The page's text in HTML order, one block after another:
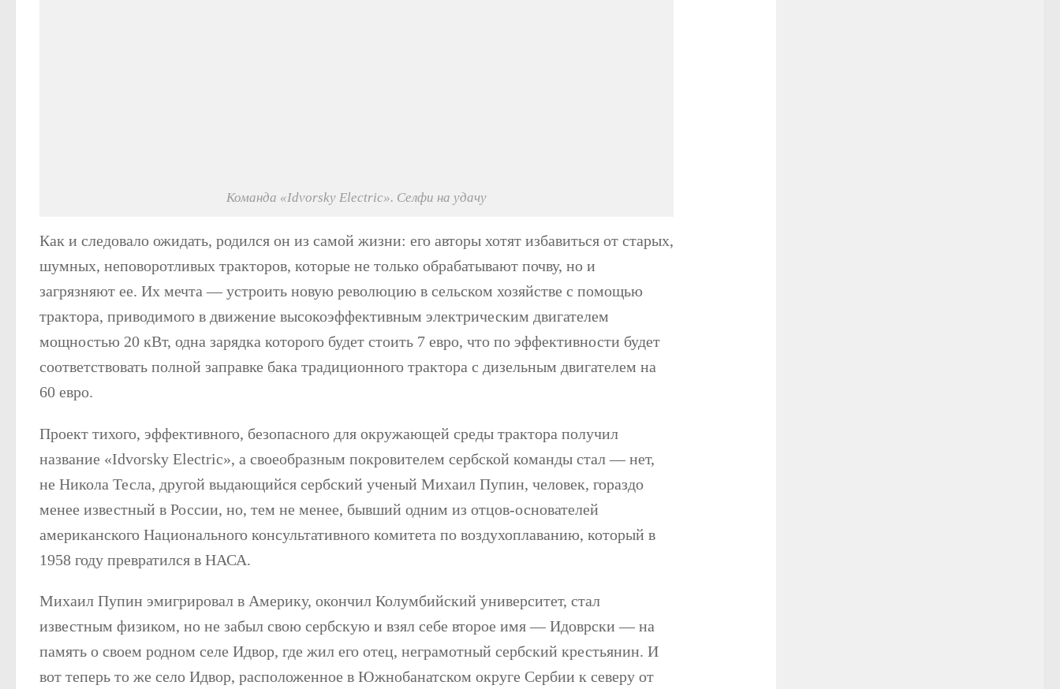
Команда «Idvorsky Electric». Селфи на удачу
Как и следовало ожидать, родился он из самой жизни: его авторы хотят избавиться от старых,
шумных, неповоротливых тракторов, которые не только обрабатывают почву, но и
загрязняют ее. Их мечта — устроить новую революцию в сельском хозяйстве с помощью
трактора, приводимого в движение высокоэффективным электрическим двигателем
мощностью 20 кВт, одна зарядка которого будет стоить 7 евро, что по эффективности будет
соответствовать полной заправке бака традиционного трактора с дизельным двигателем на
60 евро.
Проект тихого, эффективного, безопасного для окружающей среды трактора получил
название «Idvorsky Electric», а своеобразным покровителем сербской команды стал — нет,
не Никола Тесла, другой выдающийся сербский ученый Михаил Пупин, человек, гораздо
менее известный в России, но, тем не менее, бывший одним из отцов-основателей
американского Национального консультативного комитета по воздухоплаванию, который в
1958 году превратился в НАСА.
Михаил Пупин эмигрировал в Америку, окончил Колумбийский университет, стал
известным физиком, но не забыл свою сербскую и взял себе второе имя — Идоврски — на
память о своем родном селе Идвор, где жил его отец, неграмотный сербский крестьянин. И
вот теперь то же село Идвор, расположенное в Южнобанатском округе Сербии к северу от